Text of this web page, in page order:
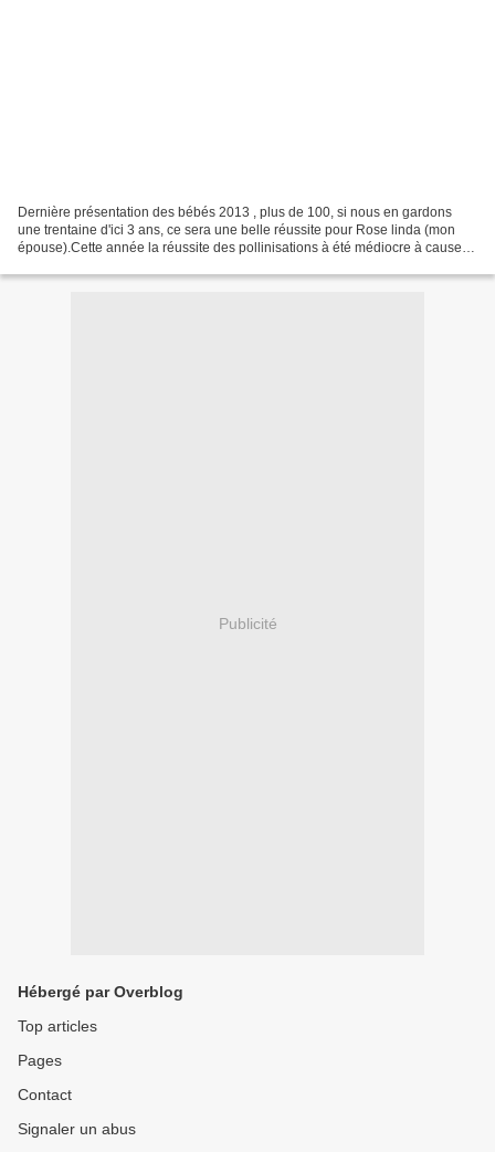
Dernière présentation des bébés 2013 , plus de 100, si nous en gardons
une trentaine d'ici 3 ans, ce sera une belle réussite pour Rose linda (mon
épouse).Cette année la réussite des pollinisations à été médiocre à cause
Publicité
Hébergé par Overblog
Top articles
Pages
Contact
Signaler un abus